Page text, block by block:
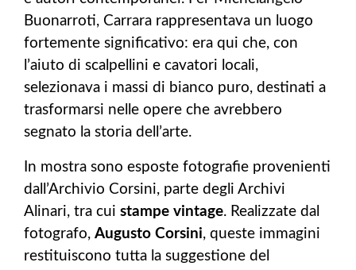
Buonarroti, Carrara rappresentava un luogo
fortemente significativo: era qui che, con
l’aiuto di scalpellini e cavatori locali,
selezionava i massi di bianco puro, destinati a
trasformarsi nelle opere che avrebbero
segnato la storia dell’arte.
In mostra sono esposte fotografie provenienti
dall’Archivio Corsini, parte degli Archivi
Alinari, tra cui stampe vintage. Realizzate dal
fotografo, Augusto Corsini, queste immagini
restituiscono tutta la suggestione del